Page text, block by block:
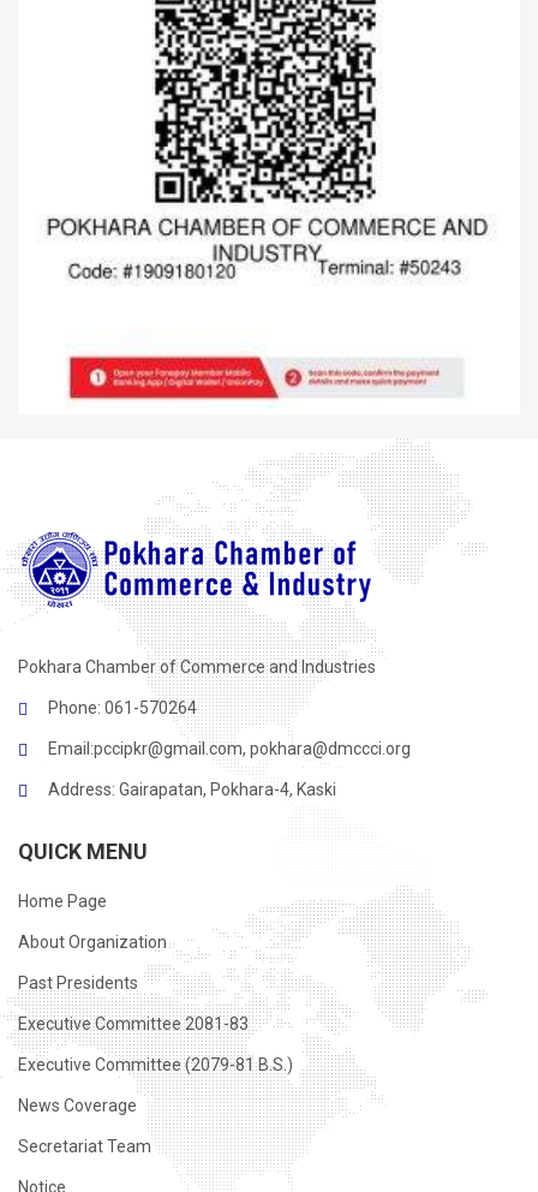
Pokhara Chamber of Commerce and Industries
Phone: 061-570264
Email:pccipkr@gmail.com, pokhara@dmccci.org
Address: Gairapatan, Pokhara-4, Kaski
QUICK MENU
Home Page
About Organization
Past Presidents
Executive Committee 2081-83
Executive Committee (2079-81 B.S.)
News Coverage
Secretariat Team
Notice